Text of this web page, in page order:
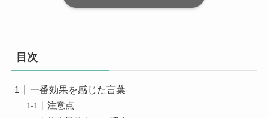
目次
一番効果を感じた言葉
注意点